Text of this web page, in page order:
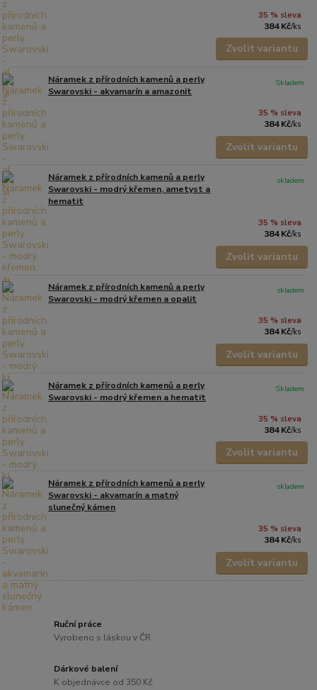
35 % sleva
384 Kč/ks
Zvolit variantu
Náramek z přírodních kamenů a perly
Swarovski - akvamarín a amazonit
35 % sleva
384 Kč/ks
Skladem
Zvolit variantu
Náramek z přírodních kamenů a perly
Swarovski - modrý křemen, ametyst a
hematit
35 % sleva
384 Kč/ks
skladem
Zvolit variantu
Náramek z přírodních kamenů a perly
Swarovski - modrý křemen a opalit
35 % sleva
384 Kč/ks
skladem
Zvolit variantu
Náramek z přírodních kamenů a perly
Swarovski - modrý křemen a hematit
35 % sleva
384 Kč/ks
Skladem
Zvolit variantu
Náramek z přírodních kamenů a perly
Swarovski - akvamarín a matný
slunečný kámen
35 % sleva
384 Kč/ks
skladem
Zvolit variantu
Ruční práce
Vyrobeno s láskou v ČR
Dárkové balení
K objednávce od 350 Kč